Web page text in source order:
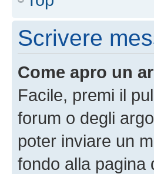
Scrivere
Come apro un
Facile, premi il
forum o degli
poter inviare un
fondo alla pagina